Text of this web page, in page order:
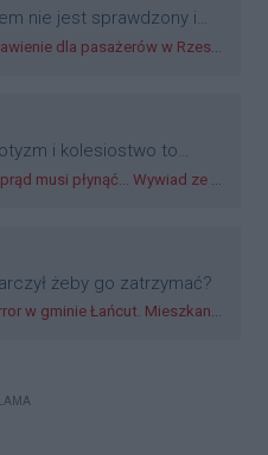
nie jest sprawdzony i
się z mim młodym
Albo ogarną, jak to
komentarza:
dla pasażerów w Rzeszowie? W mieście ruszyły testy nowego rozwiązania
i kolesiostwo to
rzeszów, takie ***e
komentarza:
płynąć... Wywiad ze Zbigniewem Możdżeniem - Dyrektorem Generalnym Oddziału PGE Dystrybucja w Rzeszowie
żeby go zatrzymać?
komentarza:
Łańcut. Mieszkaniec Rzeszowa terroryzował rodzinę nożem i zaatakował policjantów! [VIDEO]